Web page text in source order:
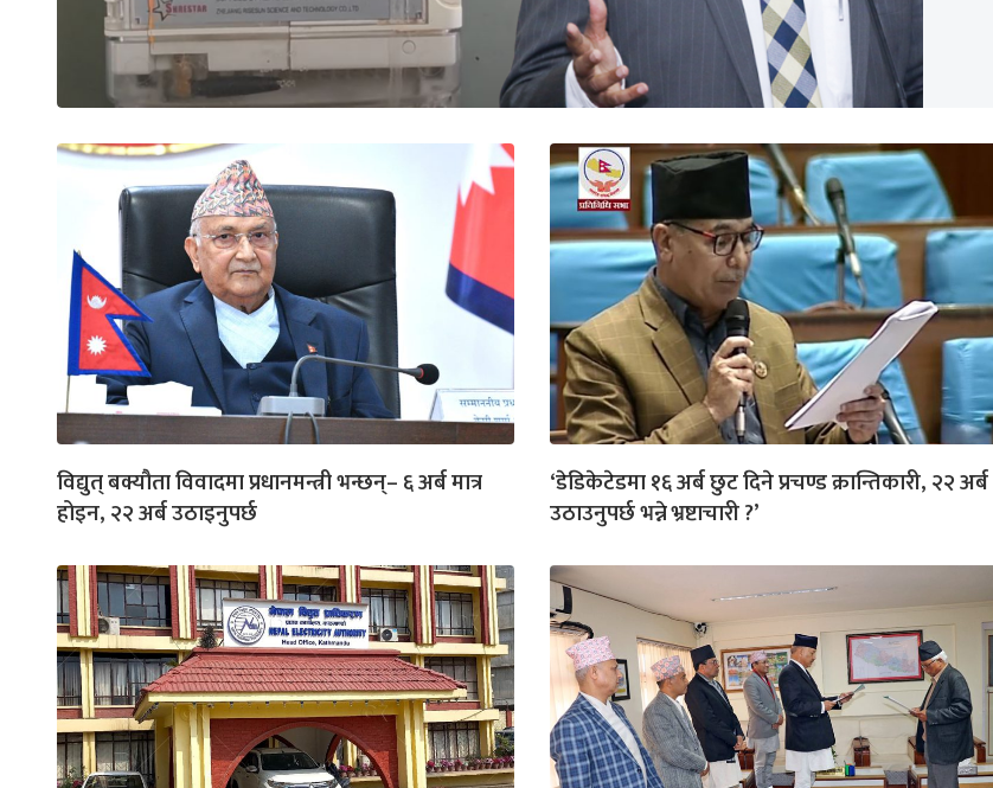
विद्युत् बक्यौता विवादमा प्रधानमन्त्री भन्छन्– ६ अर्ब मात्र
होइन, २२ अर्ब उठाइनुपर्छ
‘डेडिकेटेडमा १६ अर्ब छुट दिने प्रचण्ड क्रान्तिकारी, २२ अर्ब
उठाउनुपर्छ भन्ने भ्रष्टाचारी ?’